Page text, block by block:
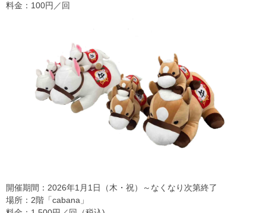
料金：100円／回
開催期間：2026年1月1日（木・祝）～なくなり次第終了
場所：2階「cabana」